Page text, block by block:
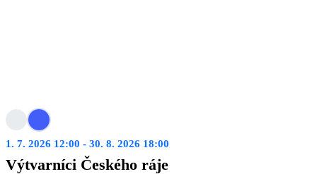
1. 7. 2026 12:00 - 30. 8. 2026 18:00
Výtvarníci Českého ráje